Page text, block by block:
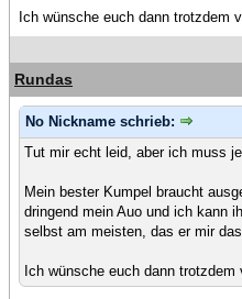
Ich wünsche euch dann trotzdem
Rundas
No Nickname schrieb:
Tut mir echt leid, aber ich muss
Mein bester Kumpel braucht
dringend mein Auo und ich kann
selbst am meisten, das er mir
Ich wünsche euch dann